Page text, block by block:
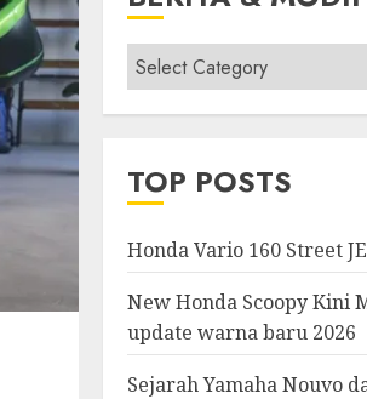
Berita
&
Modifikasi
TOP POSTS
Honda Vario 160 Street
New Honda Scoopy Kini
update warna baru 2026
Sejarah Yamaha Nouvo